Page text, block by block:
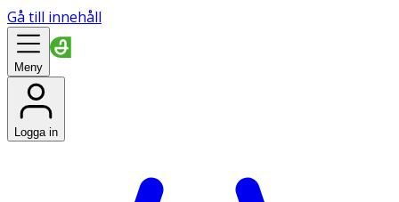
Gå till innehåll
Meny
Logga in